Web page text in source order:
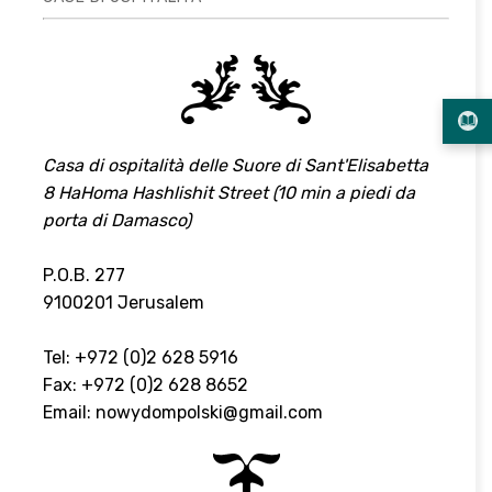
Casa di ospitalità delle Suore di Sant'Elisabetta
8 HaHoma Hashlishit Street (10 min a piedi da
porta di Damasco)
P.O.B. 277
9100201 Jerusalem
Tel: +972 (0)2 628 5916
Fax: +972 (0)2 628 8652
Email: nowydompolski@gmail.com